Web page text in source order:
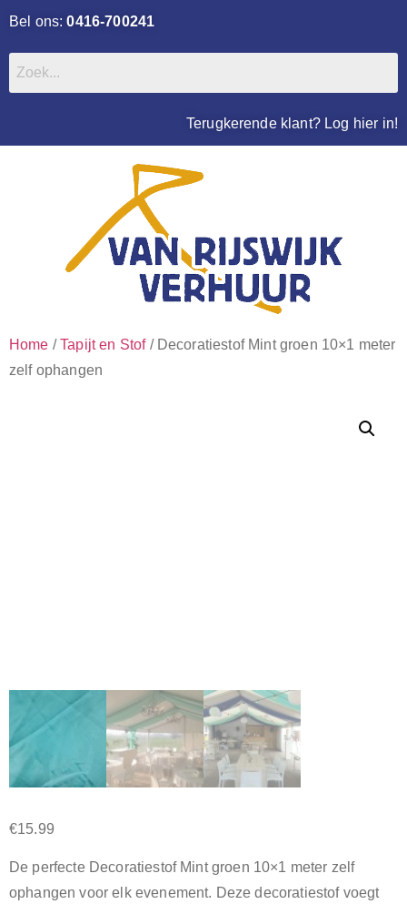
Bel ons:0416-700241
Terugkerende klant? Log hier in!
Home /Tapijt en Stof/ Decoratiestof Mint groen 10×1 meter
zelf ophangen
€15.99
De perfecte Decoratiestof Mint groen 10×1 meter zelf
ophangen voor elk evenement. Deze decoratiestof voegt